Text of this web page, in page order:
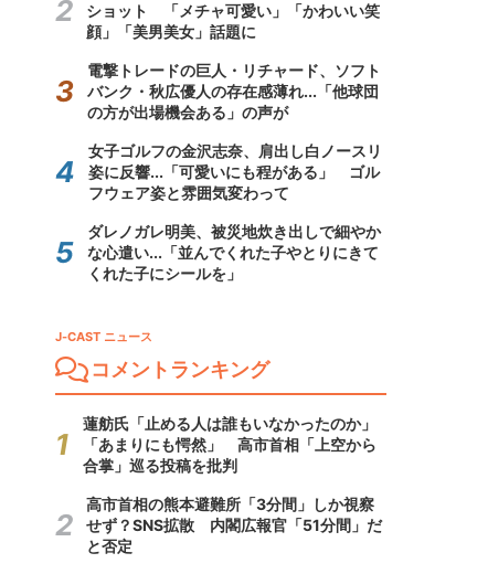
ショット 「メチャ可愛い」「かわいい笑
顔」「美男美女」話題に
電撃トレードの巨人・リチャード、ソフト
バンク・秋広優人の存在感薄れ...「他球団
の方が出場機会ある」の声が
女子ゴルフの金沢志奈、肩出し白ノースリ
姿に反響...「可愛いにも程がある」 ゴル
フウェア姿と雰囲気変わって
ダレノガレ明美、被災地炊き出しで細やか
な心遣い...「並んでくれた子やとりにきて
くれた子にシールを」
J-CAST ニュース
コメントランキング
蓮舫氏「止める人は誰もいなかったのか」
「あまりにも愕然」 高市首相「上空から
合掌」巡る投稿を批判
高市首相の熊本避難所「3分間」しか視察
せず？SNS拡散 内閣広報官「51分間」だ
と否定